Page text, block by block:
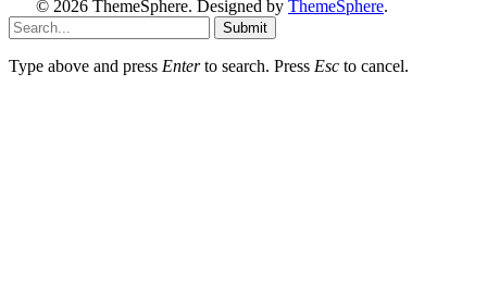
© 2026 ThemeSphere. Designed by ThemeSphere.
Submit
Type above and press Enterto search. Press Esc to cancel.